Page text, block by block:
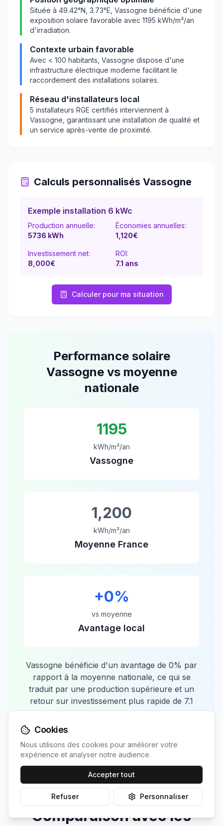
Située à 49.42°N, 3.73°E, Vassogne bénéficie d'une
exposition solaire favorable avec 1195 kWh/m²/an
d'irradiation.
Contexte urbain favorable
Avec < 100 habitants, Vassogne dispose d'une
infrastructure électrique moderne facilitant le
raccordement des installations solaires.
Réseau d'installateurs local
5 installateurs RGE certifiés interviennent à
Vassogne , garantissant une installation de qualité et
un service après-vente de proximité.
Calculs personnalisés Vassogne
Exemple installation 6 kWc
Production annuelle:
5736 kWh
Économies annuelles:
1,120€
Investissement net:
8,000€
ROI:
7.1 ans
Calculer pour ma situation
Performance solaire
Vassognevs moyenne
nationale
1195
kWh/m²/an
Vassogne
1,200
kWh/m²/an
Moyenne France
+0%
vs moyenne
Avantage local
Vassogne bénéficie d'un avantage de 0% par
rapport à la moyenne nationale, ce qui se
traduit par une production supérieure et un
retour sur investissement plus rapide de 7.1
ans.
Comparaison avec les
Cookies
Nous utilisons des cookies pour améliorer votre
expérience et analyser notre audience.
Accepter tout
Refuser Personnaliser